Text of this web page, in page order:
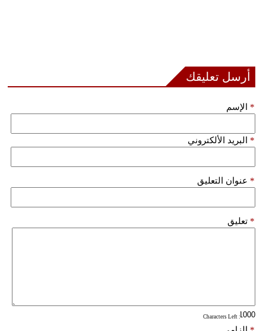
أرسل تعليقك
الإسم *
البريد الألكتروني *
عنوان التعليق *
تعليق *
: Characters Left